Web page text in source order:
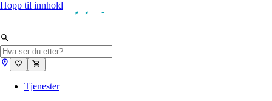
Hopp til innhold
Tjenester